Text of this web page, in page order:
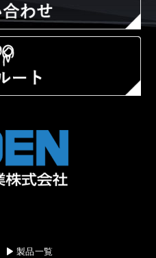
製品一覧